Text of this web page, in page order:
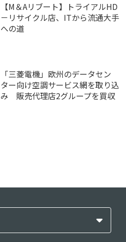
【M＆Aリブート】トライアルHD
－リサイクル店、ITから流通大手
への道
「三菱電機」欧州のデータセン
ター向け空調サービス網を取り込
み 販売代理店2グループを買収